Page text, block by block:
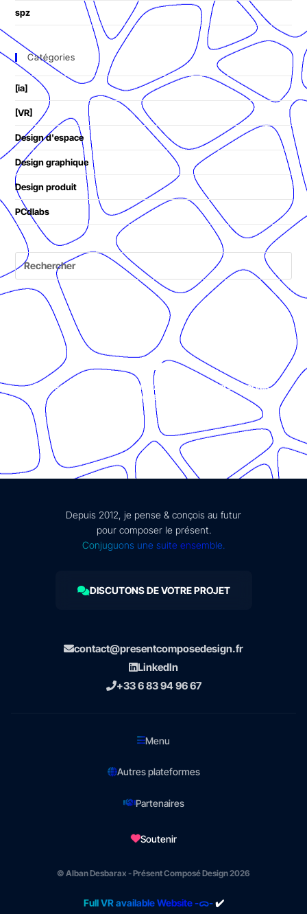
spz
Catégories
[ia]
[VR]
Design d'espace
Design graphique
Design produit
PCdlabs
© Présent Composé design - 2024 - Tous droits réservés -
mentions légales
Depuis 2012, je pense & conçois au futur
pour composer le présent.
Conjuguons une suite ensemble.
DISCUTONS DE VOTRE PROJET
contact@presentcomposedesign.fr
LinkedIn
+33 6 83 94 96 67
Menu
Autres plateformes
Partenaires
Soutenir
© Alban Desbarax - Présent Composé Design 2026
Full VR available Website -ᯅ- ✔️